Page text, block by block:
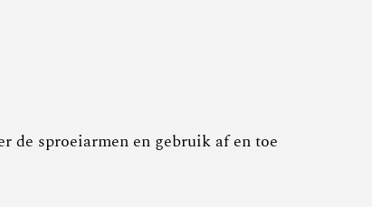
de sproeiarmen en gebruik af en toe